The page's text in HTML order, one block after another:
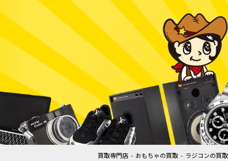
買取専門店 おもちゃの買取 ラジコンの買取